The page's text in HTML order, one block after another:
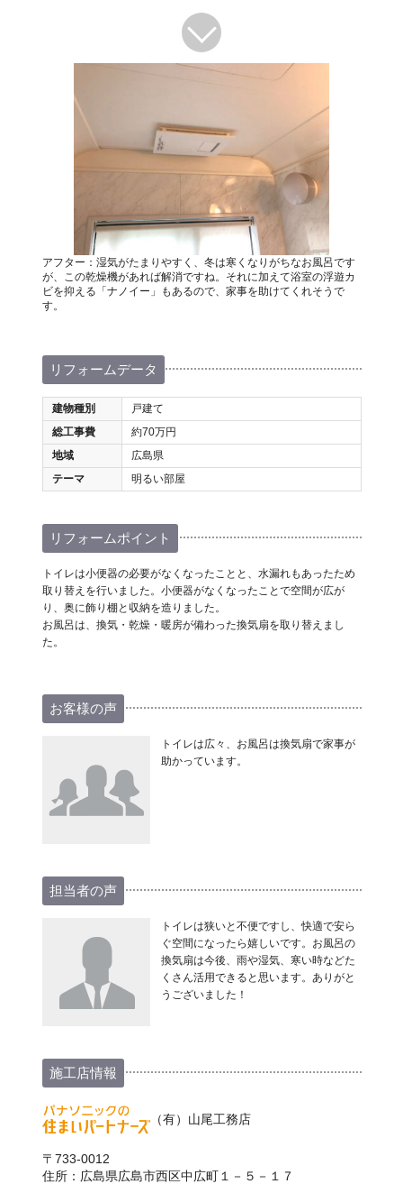
アフター：湿気がたまりやすく、冬は寒くなりがちなお風呂です
が、この乾燥機があれば解消ですね。それに加えて浴室の浮遊カ
ビを抑える「ナノイー」もあるので、家事を助けてくれそうで
す。
リフォームデータ
建物種別
戸建て
総工事費
約70万円
地域
広島県
テーマ
明るい部屋
リフォームポイント
トイレは小便器の必要がなくなったことと、水漏れもあったため
取り替えを行いました。小便器がなくなったことで空間が広が
り、奥に飾り棚と収納を造りました。
お風呂は、換気・乾燥・暖房が備わった換気扇を取り替えまし
た。
お客様の声
トイレは広々、お風呂は換気扇で家事が
助かっています。
担当者の声
トイレは狭いと不便ですし、快適で安ら
ぐ空間になったら嬉しいです。お風呂の
換気扇は今後、雨や湿気、寒い時などた
くさん活用できると思います。ありがと
うございました！
施工店情報
（有）山尾工務店
〒733-0012
住所：広島県広島市西区中広町１－５－１７